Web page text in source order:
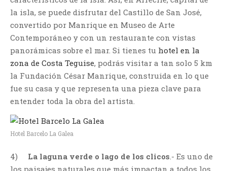
la isla, se puede disfrutar del Castillo de San José,
convertido por Manrique en Museo de Arte
Contemporáneo y con un restaurante con vistas
panorámicas sobre el mar. Si tienes tu hotel en la
zona de Costa Teguise, podrás visitar a tan solo 5 km
la Fundación César Manrique, construida en lo que
fue su casa y que representa una pieza clave para
entender toda la obra del artista.
Hotel Barcelo La Galea
4) La laguna verde o lago de los clicos.- Es uno de